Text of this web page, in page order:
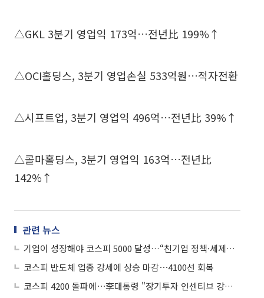
△GKL 3분기 영업익 173억…전년比 199%↑
△OCI홀딩스, 3분기 영업손실 533억원…적자전환
△시프트업, 3분기 영업익 496억…전년比 39%↑
△콜마홀딩스, 3분기 영업익 163억…전년比
142%↑
관련 뉴스
기업이 성장해야 코스피 5000 달성…“친기업 정책·세제혜택·규제 혁신 필수”
코스피 반도체 업종 강세에 상승 마감⋯4100선 회복
코스피 4200 돌파에⋯李대통령 "장기투자 인센티브 강화하라"